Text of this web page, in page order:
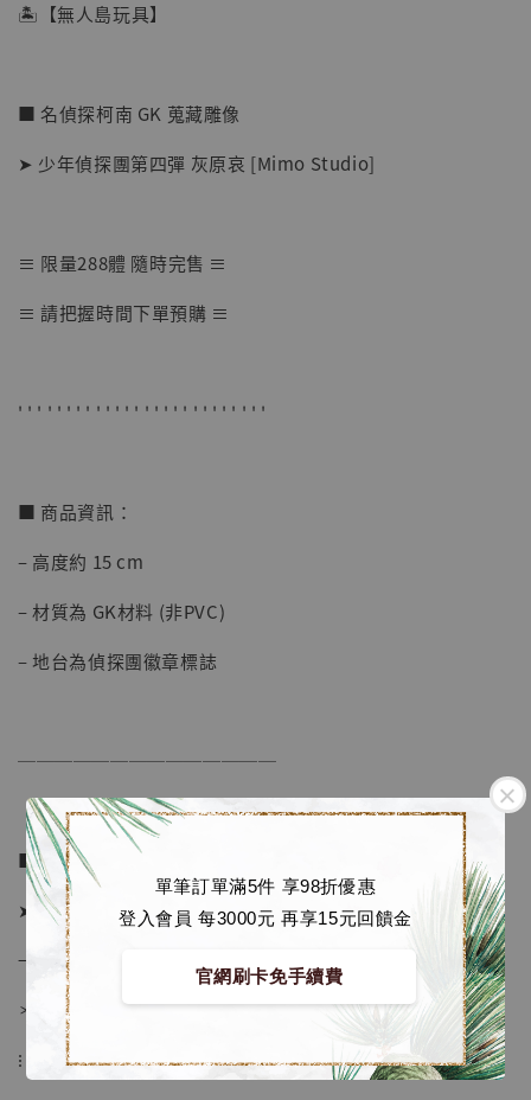
單筆訂單滿5件 享98折優惠
登入會員 每3000元 再享15元回饋金
官網刷卡免手續費
【店內現貨】七龍珠 系列蒐藏雕像 悟空 鳥山
NT$ 5,580
🏝【無人島玩具】
■ 名偵探柯南 GK 蒐藏雕像
➤ 少年偵探團第四彈 灰原哀 [Mimo Studio]
≡ 限量288體 隨時完售 ≡
≡ 請把握時間下單預購 ≡
' ' ' ' ' ' ' ' ' ' ' ' ' ' ' ' ' ' ' ' ' ' ' ' ' '
■ 商品資訊：
– 高度約 15 cm
– 材質為 GK材料 (非PVC)
– 地台為偵探團徽章標誌
──────────────
■ 販售資訊：
➤ 價格 2080元 (訂金980)
→ 國際運費到台後通知
＊運費合理 請安心選購
⁝